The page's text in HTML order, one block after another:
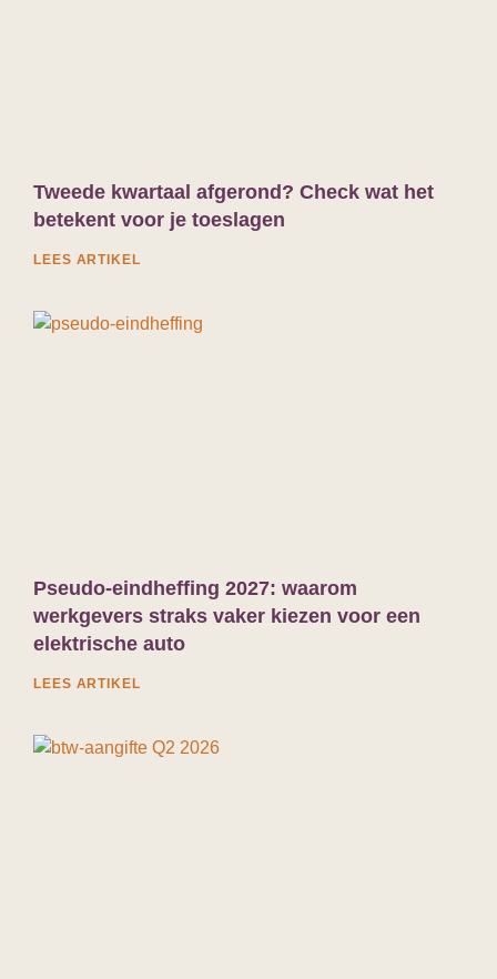
Tweede kwartaal afgerond? Check wat het
betekent voor je toeslagen
LEES ARTIKEL
Pseudo-eindheffing 2027: waarom
werkgevers straks vaker kiezen voor een
elektrische auto
LEES ARTIKEL